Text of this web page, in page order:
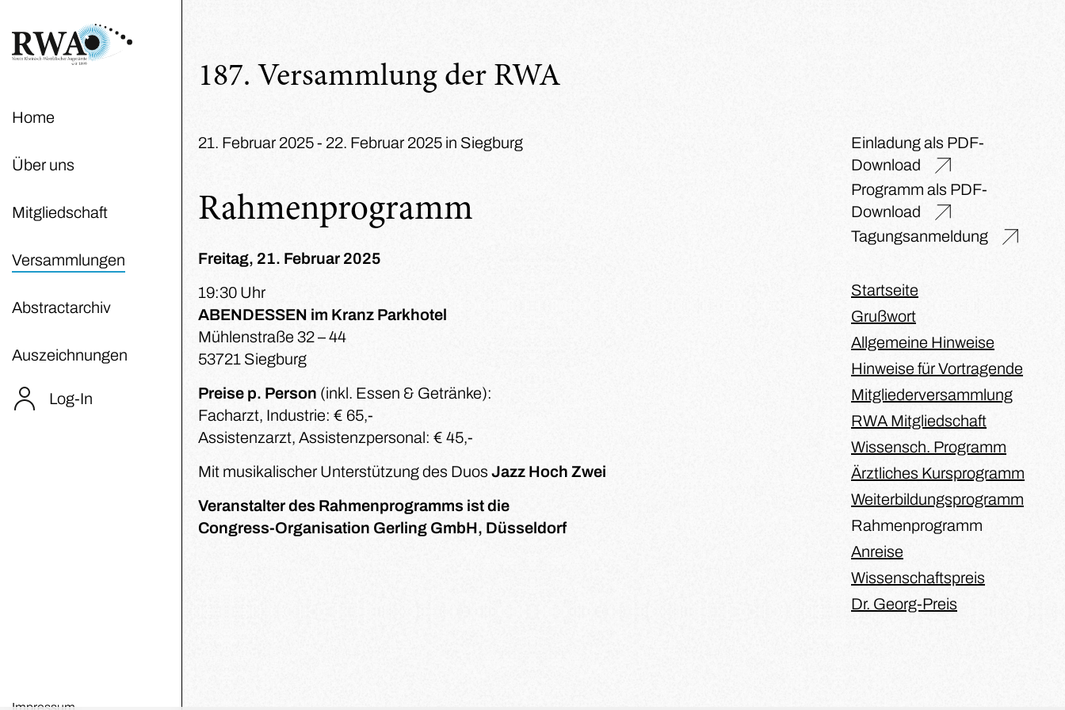
Home
Über uns
Mitgliedschaft
Versammlungen
Abstractarchiv
Auszeichnungen
Log-In
Impressum
187. Versammlung der RWA
21. Februar 2025 - 22. Februar 2025 in Siegburg
Rahmenprogramm
Freitag, 21. Februar 2025
19:30 Uhr
ABENDESSEN im Kranz Parkhotel
Mühlenstraße 32 – 44
53721 Siegburg
Preise p. Person (inkl. Essen & Getränke):
Facharzt, Industrie: € 65,-
Assistenzarzt, Assistenzpersonal: € 45,-
Mit musikalischer Unterstützung des Duos Jazz Hoch Zwei
Veranstalter des Rahmenprogramms ist die
Congress-Organisation Gerling GmbH, Düsseldorf
Einladung als PDF-
Download
Programm als PDF-
Download
Tagungsanmeldung
Startseite
Grußwort
Allgemeine Hinweise
Hinweise für Vortragende
Mitgliederversammlung
RWA Mitgliedschaft
Wissensch. Programm
Ärztliches Kursprogramm
Weiterbildungsprogramm
Rahmenprogramm
Anreise
Wissenschaftspreis
Dr. Georg-Preis